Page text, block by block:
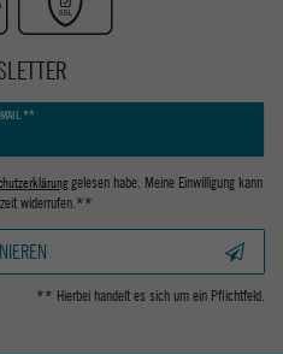
**
gelesen habe. Meine Einwilligung kann
widerrufen.**
** Hierbei handelt es sich um ein Pflichtfeld.